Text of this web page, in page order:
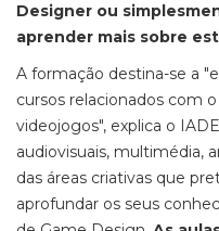
Designer ou
aprender mais sobre
A formação destina-se a
cursos relacionados com
videojogos", explica o
audiovisuais, multimédia,
das áreas criativas que
aprofundar os seus